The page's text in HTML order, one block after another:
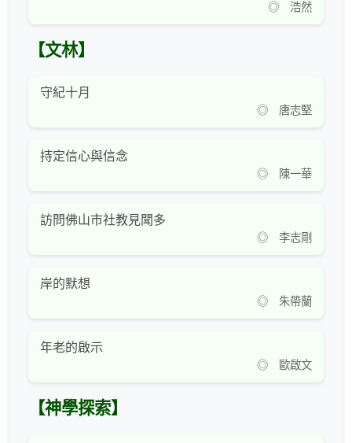
◎ 浩然
【文林】
守紀十月
◎ 唐志堅
持定信心與信念
◎ 陳一華
訪問佛山市社教見聞多
◎ 李志剛
岸的默想
◎ 朱帶蘭
年老的啟示
◎ 歐啟文
【神學探索】